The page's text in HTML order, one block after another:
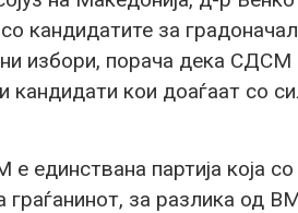
кандидатите за
избори, порача дека СДСМ
кандидати кои доаѓаат со
партија која со
граѓанинот, за разлика од